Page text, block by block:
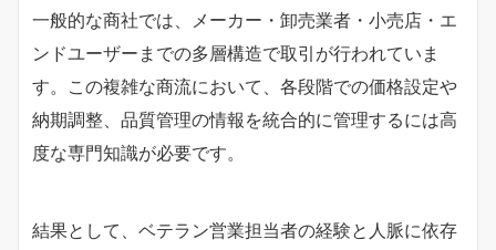
一般的な商社では、メーカー・卸売業者・小売店・エ
ンドユーザーまでの多層構造で取引が行われていま
す。この複雑な商流において、各段階での価格設定や
納期調整、品質管理の情報を統合的に管理するには高
度な専門知識が必要です。
結果として、ベテラン営業担当者の経験と人脈に依存